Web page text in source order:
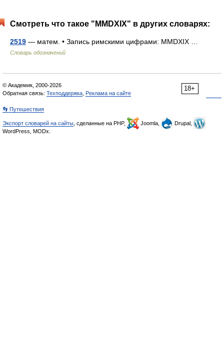
Смотреть что такое "MMDXIX" в других словарях:
2519 — матем. • Запись римскими цифрами: MMDXIX …
Словарь обозначений
18+
© Академик, 2000-2026
Обратная связь: Техподдержка Реклама на сайте
👣 Путешествия
Экспорт словарей на сайты , сделанные на PHP, Joomla,
Drupal,
WordPress, MODx.